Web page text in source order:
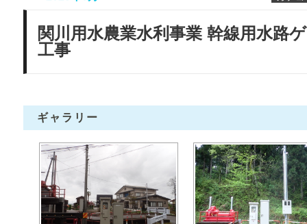
関川用水農業水利事業 幹線用水路
工事
ギャラリー